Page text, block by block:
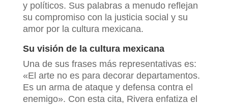
y políticos. Sus palabras a menudo reflejan
su compromiso con la justicia social y su
amor por la cultura mexicana.
Su visión de la cultura mexicana
Una de sus frases más representativas es:
«El arte no es para decorar departamentos.
Es un arma de ataque y defensa contra el
enemigo». Con esta cita, Rivera enfatiza el